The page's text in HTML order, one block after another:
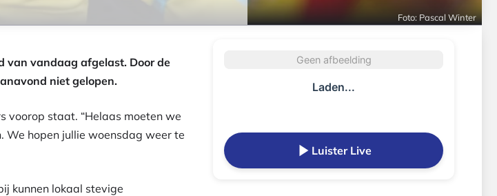
Foto: Pascal Winter
van vandaag afgelast. Door de
niet gelopen.
voorop staat. “Helaas moeten we
hopen jullie woensdag weer te
kunnen lokaal stevige
Geen afbeelding
Laden...
Luister Live